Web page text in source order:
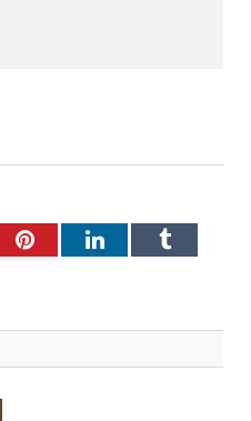
PinterestLinkedInTumblr